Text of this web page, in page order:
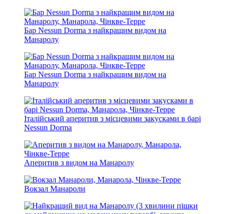
Бар Nessun Dorma з найкращим видом на
Манаролу
Бар Nessun Dorma з найкращим видом на
Манаролу
Італійський аперитив з місцевими закусками в барі
Nessun Dorma
Аперитив з видом на Манаролу
Вокзал Манароли